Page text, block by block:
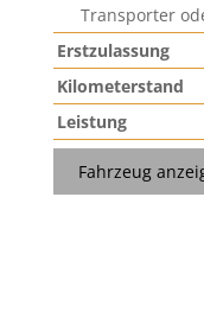
Transporter
Erstzulassung
Kilometerstand
Leistung
Fahrzeug